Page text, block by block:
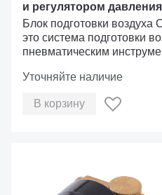
и регулятором давления
Блок подготовки воздуха
это система подготовки
пневматическим
Уточняйте наличие
В корзину